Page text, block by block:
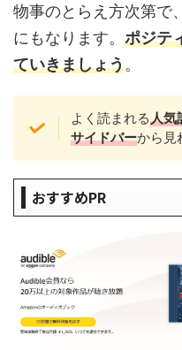
物事のとらえ方次第で
にもなります。 ポジテ
ていきましょう。
よく読まれる人気
サイドバーから見
おすすめPR